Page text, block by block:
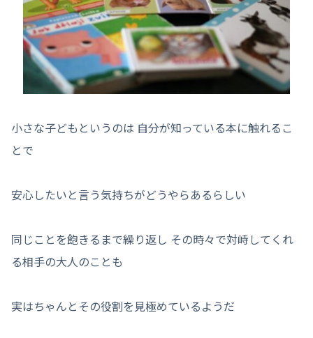
小さな子どもというのは 自分が知っている本に触れるこ
とで
安心したいと言う気持ちがどうやらあるらしい
同じことを飽きるまで繰り返し その時々で対峙してくれ
る相手の大人のことも
実はちゃんとその役割を見極めているようだ